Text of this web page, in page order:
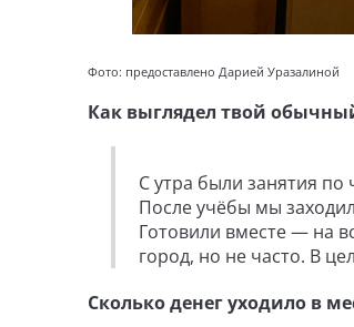
Фото: предоставлено Дарией Уразалиной
Как выглядел твой
С утра были занятия
После учёбы мы
Готовили вместе — на
город, но не часто. В
Сколько денег уходило в